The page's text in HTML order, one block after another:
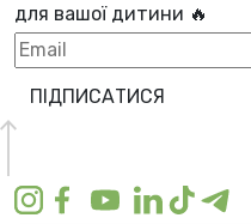
для вашої дитини 🔥
ПІДПИСАТИСЯ